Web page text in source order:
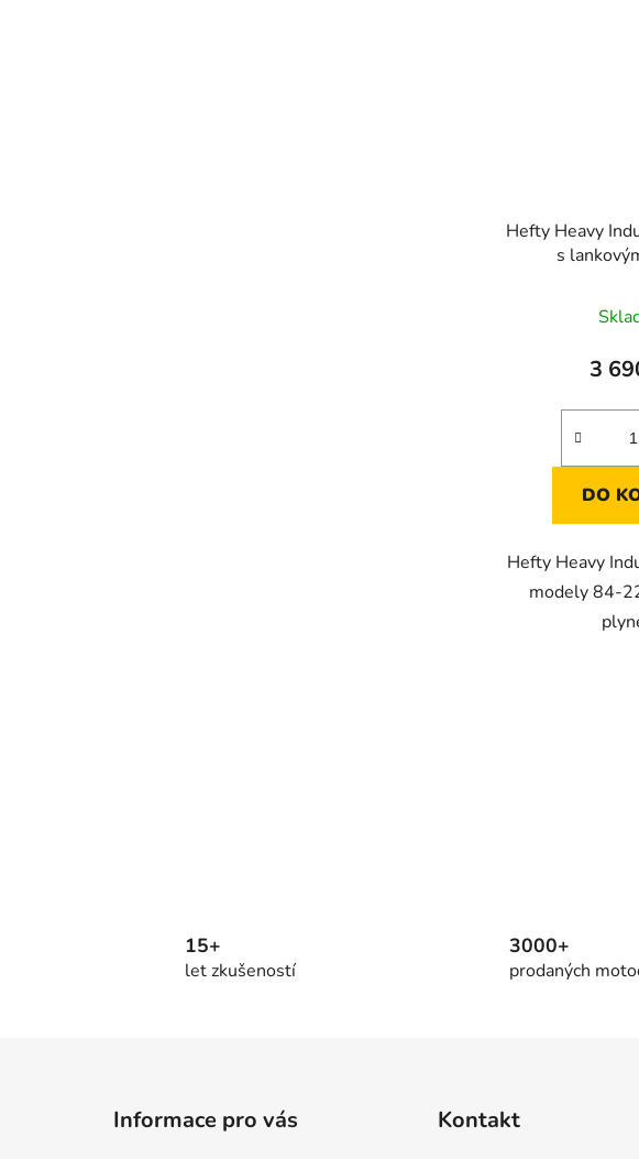
Hefty Heavy
s
3
DO
Hefty Heavy
modely 84-
15+
let zkušeností
3000+
prodaných
Informace pro vás Kontakt